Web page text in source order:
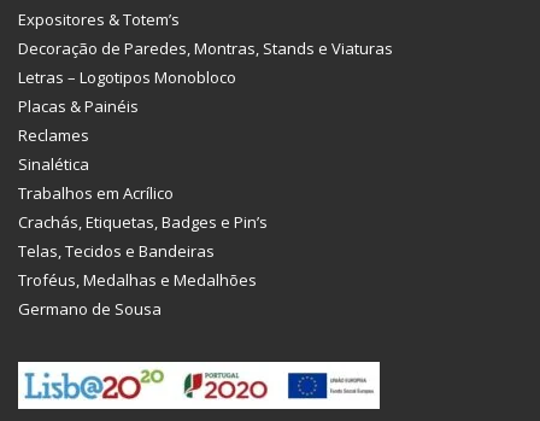
Expositores & Totem’s
Decoração de Paredes, Montras, Stands e Viaturas
Letras – Logotipos Monobloco
Placas & Painéis
Reclames
Sinalética
Trabalhos em Acrílico
Crachás, Etiquetas, Badges e Pin’s
Telas, Tecidos e Bandeiras
Troféus, Medalhas e Medalhões
Germano de Sousa